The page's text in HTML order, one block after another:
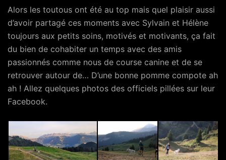
Alors les toutous ont été au top mais quel plaisir aussi
d’avoir partagé ces moments avec Sylvain et Hélène
toujours aux petits soins, motivés et motivants, ça fait
du bien de cohabiter un temps avec des amis
passionnés comme nous de course canine et de se
retrouver autour de… D’une bonne pomme compote ah
ah ! Allez quelques photos des officiels pillées sur leur
Facebook.